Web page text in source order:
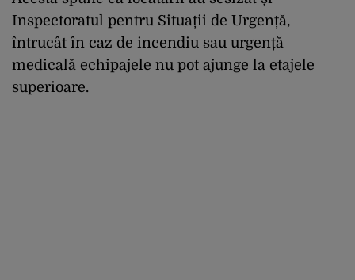
Inspectoratul pentru Situații de Urgență,
întrucât în caz de incendiu sau urgență
medicală echipajele nu pot ajunge la etajele
superioare.